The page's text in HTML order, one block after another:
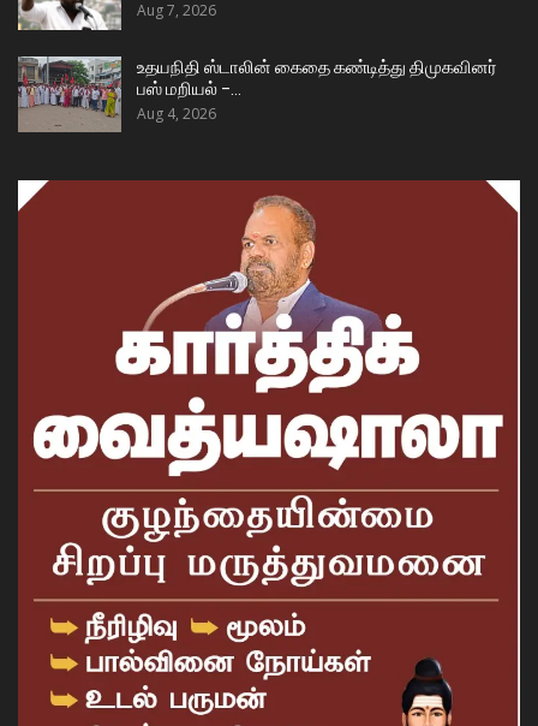
Aug 7, 2026
உதயநிதி ஸ்டாலின் கைதை கண்டித்து திமுகவினர்
பஸ் மறியல் –…
Aug 4, 2026